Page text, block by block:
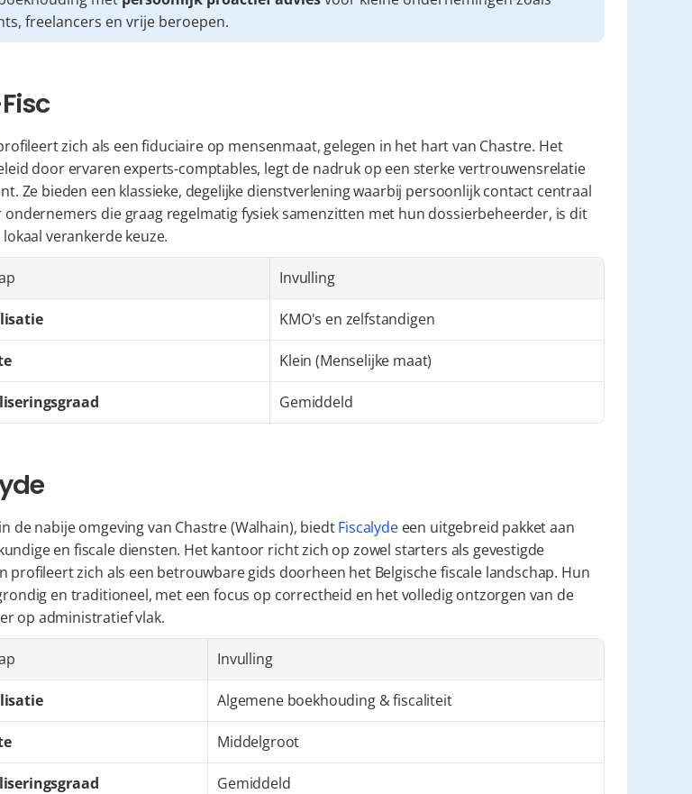
freelancers en vrije beroepen.
zich als een fiduciaire op mensenmaat, gelegen in het hart van Chastre. Het
door ervaren experts-comptables, legt de nadruk op een sterke vertrouwensrelatie
Ze bieden een klassieke, degelijke dienstverlening waarbij persoonlijk contact centraal
ondernemers die graag regelmatig fysiek samenzitten met hun dossierbeheerder, is dit
verankerde keuze.
Invulling
KMO's en zelfstandigen
Klein (Menselijke maat)
Gemiddeld
de nabije omgeving van Chastre (Walhain), biedt Fiscalyde een uitgebreid pakket aan
en fiscale diensten. Het kantoor richt zich op zowel starters als gevestigde
profileert zich als een betrouwbare gids doorheen het Belgische fiscale landschap. Hun
en traditioneel, met een focus op correctheid en het volledig ontzorgen van de
op administratief vlak.
Invulling
Algemene boekhouding & fiscaliteit
Middelgroot
Gemiddeld